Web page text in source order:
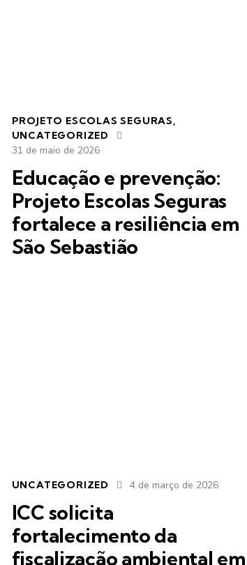
PROJETO ESCOLAS SEGURAS,
UNCATEGORIZED
31 de maio de 2026
Educação e prevenção:
Projeto Escolas Seguras
fortalece a resiliência em
São Sebastião
UNCATEGORIZED 4 de março de 2026
ICC solicita
fortalecimento da
fiscalização ambiental em